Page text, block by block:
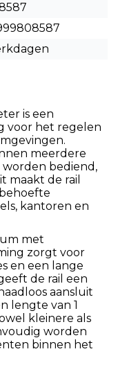
is een
voor het regelen
meerdere
bediend,
maakt de rail
kantoren en
met
zorgt voor
en een lange
de rail een
aansluit
lengte van 1
kleinere als
worden
binnen het